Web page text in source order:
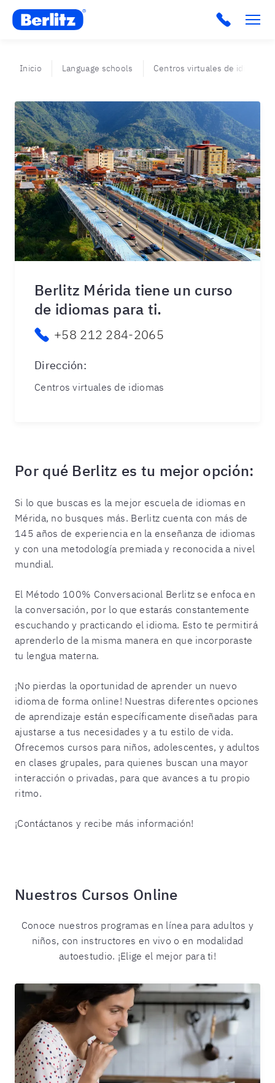
Berlitz VE
Inicio Language schools Centros virtuales de idiomas
Berlitz Mérida tiene un curso
de idiomas para ti.
+58 212 284-2065
Dirección:
Centros virtuales de idiomas
Por qué Berlitz es tu mejor opción:
Si lo que buscas es la mejor escuela de idiomas en
Mérida, no busques más. Berlitz cuenta con más de
145 años de experiencia en la enseñanza de idiomas
y con una metodología premiada y reconocida a nivel
mundial.
El Método 100% Conversacional Berlitz se enfoca en
la conversación, por lo que estarás constantemente
escuchando y practicando el idioma. Esto te permitirá
aprenderlo de la misma manera en que incorporaste
tu lengua materna.
¡No pierdas la oportunidad de aprender un nuevo
idioma de forma online! Nuestras diferentes opciones
de aprendizaje están específicamente diseñadas para
ajustarse a tus necesidades y a tu estilo de vida.
Ofrecemos cursos para niños, adolescentes, y adultos
en clases grupales, para quienes buscan una mayor
interacción o privadas, para que avances a tu propio
ritmo.
¡Contáctanos y recibe más información!
Nuestros Cursos Online
Conoce nuestros programas en línea para adultos y
niños, con instructores en vivo o en modalidad
autoestudio. ¡Elige el mejor para ti!